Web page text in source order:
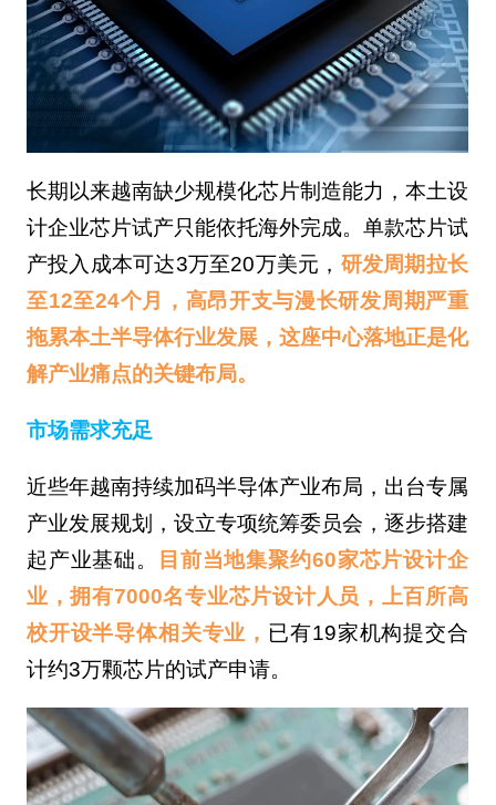
长期以来越南缺少规模化芯片制造能力，本土设
计企业芯片试产只能依托海外完成。单款芯片试
产投入成本可达3万至20万美元， 研发周期拉长
至12至24个月，高昂开支与漫长研发周期严重
拖累本土半导体行业发展，这座中心落地正是化
解产业痛点的关键布局。
市场需求充足
近些年越南持续加码半导体产业布局，出台专属
产业发展规划，设立专项统筹委员会，逐步搭建
起产业基础。
目前当地集聚约60家芯片设计企
业，拥有7000名专业芯片设计人员，上百所高
校开设半导体相关专业， 已有19家机构提交合
计约3万颗芯片的试产申请。